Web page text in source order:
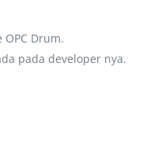
Drum.
pada developer nya.